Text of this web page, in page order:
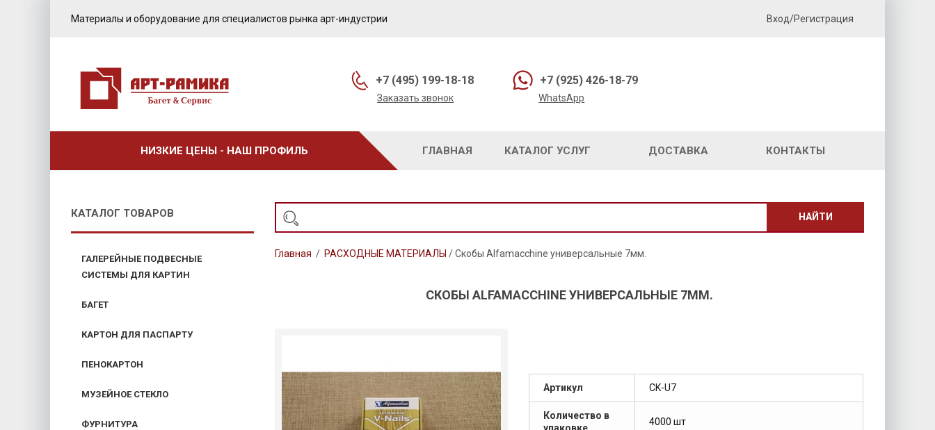
Материалы и оборудование для специалистов рынка арт-индустрии Вход/Регистрация
+7 (495) 199-18-18
Заказать звонок
+7 (925) 426-18-79
WhatsApp
НИЗКИЕ ЦЕНЫ - НАШ ПРОФИЛЬ ГЛАВНАЯ КАТАЛОГ УСЛУГ ДОСТАВКА КОНТАКТЫ
КАТАЛОГ ТОВАРОВ
ГАЛЕРЕЙНЫЕ ПОДВЕСНЫЕ
СИСТЕМЫ ДЛЯ КАРТИН
БАГЕТ
КАРТОН ДЛЯ ПАСПАРТУ
ПЕНОКАРТОН
МУЗЕЙНОЕ СТЕКЛО
ФУРНИТУРА
НАЙТИ
Главная / РАСХОДНЫЕ МАТЕРИАЛЫ / Скобы Alfamacchine универсальные 7мм.
СКОБЫ ALFAMACCHINE УНИВЕРСАЛЬНЫЕ 7ММ.
Артикул СK-U7
Количество в
4000 шт